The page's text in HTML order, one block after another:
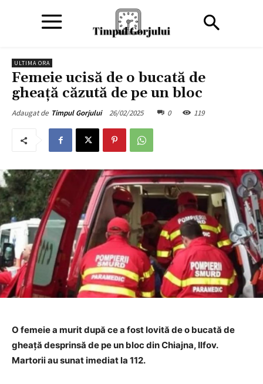
ULTIMA ORA
Femeie ucisă de o bucată de
gheață căzută de pe un bloc
Adaugat de Timpul Gorjului 26/02/2025 0 119
O femeie a murit după ce a fost lovită de o bucată de
gheață desprinsă de pe un bloc din Chiajna, Ilfov.
Martorii au sunat imediat la 112.